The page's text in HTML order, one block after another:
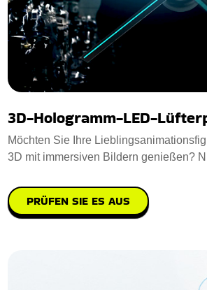
3D-Hologramm-LED-
Möchten Sie Ihre
3D mit immersiven Bildern genießen?
PRÜFEN SIE ES AUS